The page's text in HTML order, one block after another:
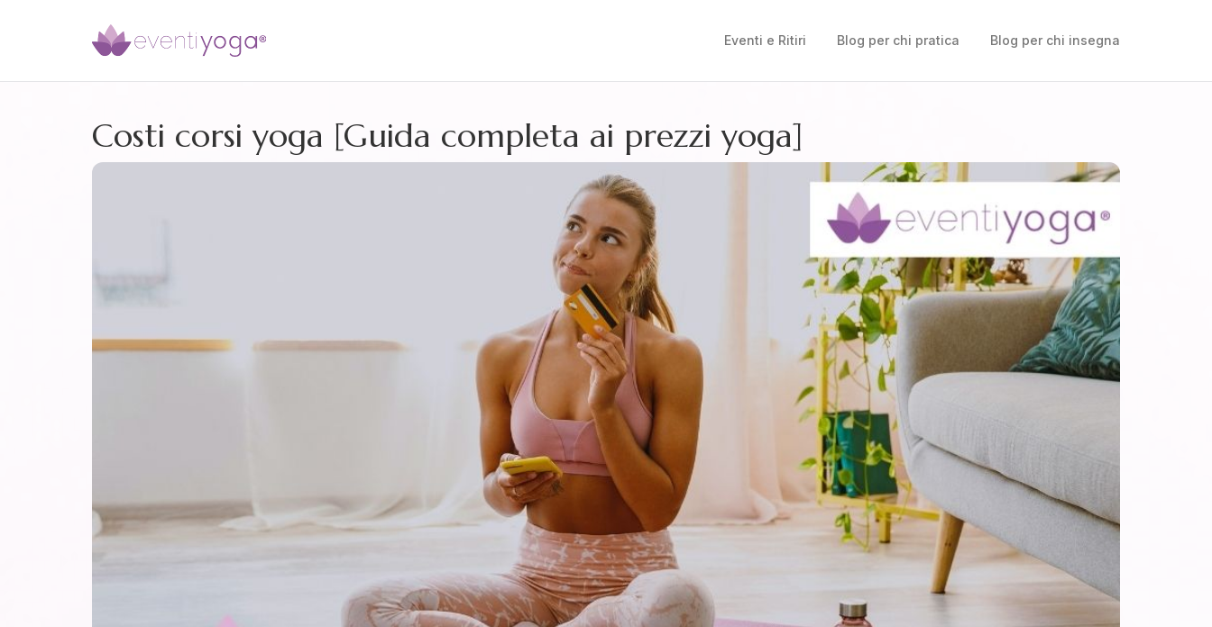
Eventi e Ritiri Blog per chi pratica Blog per chi insegna
Costi corsi yoga [Guida completa ai prezzi yoga]